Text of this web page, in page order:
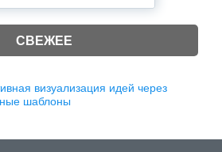
СВЕЖЕЕ
визуализация идей через
шаблоны